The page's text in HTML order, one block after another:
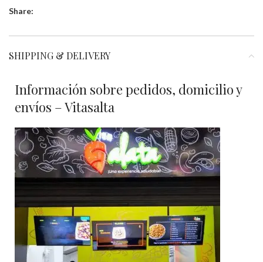
Share:
SHIPPING & DELIVERY
Información sobre pedidos, domicilio y
envíos – Vitasalta